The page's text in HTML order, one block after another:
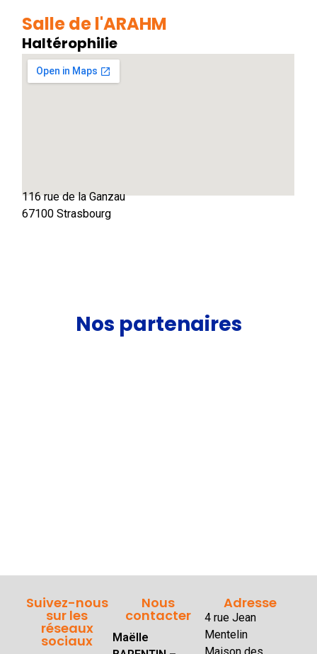
Salle de l'ARAHM
Haltérophilie
116 rue de la Ganzau
67100 Strasbourg
Nos partenaires
Suivez-nous
sur les
réseaux
sociaux
Nous
contacter
Maëlle
Adresse
4 rue Jean
Mentelin